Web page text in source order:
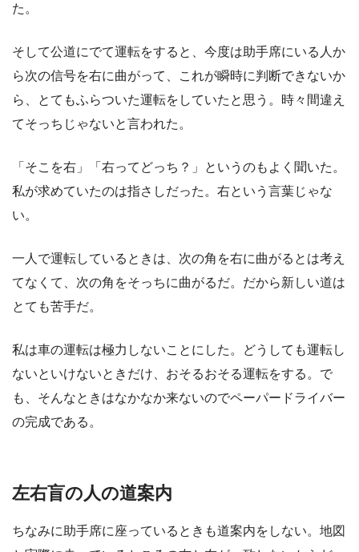
た。
そして公道にでて運転をすると、今度は助手席にいる人か
ら次の信号を右に曲がって、これが瞬時に判断できないか
ら、とてもふらついた運転をしていたと思う。時々間違え
てそっちじゃないと言われた。
「そこを右」「右ってどっち？」というのもよく聞いた。
私が求めていたのは指さしだった。右という言葉じゃな
い。
一人で運転しているときは、次の角を右に曲がるとは考え
てなくて、次の角をそっちに曲がるだ。だから新しい道は
とても苦手だ。
私は車の運転は極力しないことにした。どうしても運転し
ないといけないときだけ、おそるおそる運転をする。で
も、そんなときはなかなか来ないのでペーパードライバー
の完成である。
左右盲の人の道案内
ちなみに助手席に座っているときも道案内をしない。地図